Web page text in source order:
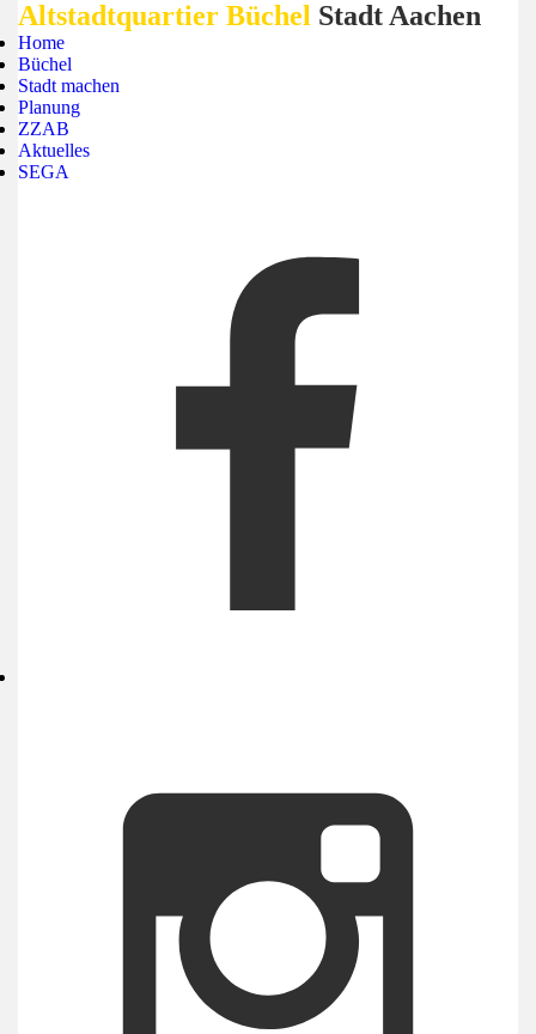
Altstadtquartier Büchel Stadt Aachen
Home
Büchel
Stadt machen
Planung
ZZAB
Aktuelles
SEGA